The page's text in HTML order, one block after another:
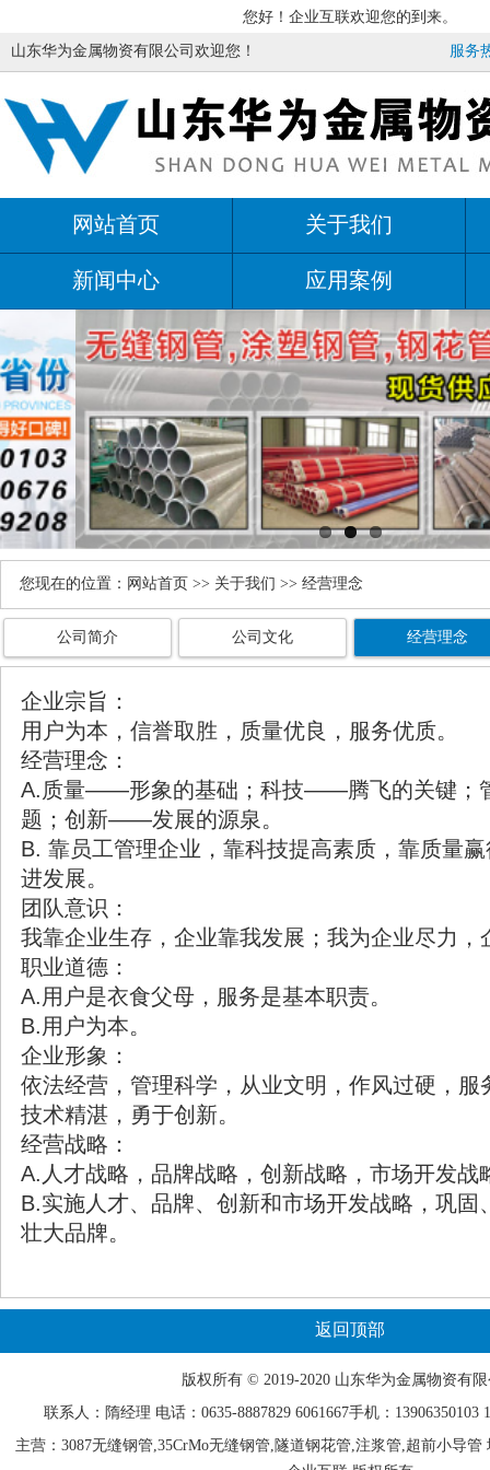
您好！企业互联欢迎您的到来。
山东华为金属物资有限公司欢迎您！ 服务
网站首页 关于我们
新闻中心 应用案例
您现在的位置： 网站首页 >> 关于我们 >> 经营理念
公司简介 公司文化 经营理念
企业宗旨：
用户为本，信誉取胜，质量优良，服务优质。
经营理念：
A.质量——形象的基础；科技——腾飞的关键
题；创新——发展的源泉。
B. 靠员工管理企业，靠科技提高素质，靠质量
进发展。
团队意识：
我靠企业生存，企业靠我发展；我为企业尽力，
职业道德：
A.用户是衣食父母，服务是基本职责。
B.用户为本。
企业形象：
依法经营，管理科学，从业文明，作风过硬，服
技术精湛，勇于创新。
经营战略：
A.人才战略，品牌战略，创新战略，市场开发战
B.实施人才、品牌、创新和市场开发战略，巩固
壮大品牌。
返回顶部
版权所有 © 2019-2020 山东华为金属物资有
联系人：隋经理 电话：0635-8887829 6061667手机：13906350103
主营：3087无缝钢管,35CrMo无缝钢管,隧道钢花管,注浆管,超前小导